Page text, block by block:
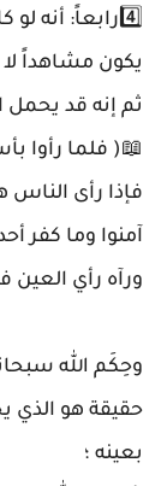
4️⃣رابعاً: أنه
يكون مشاهداً لا
ثم إنه قد يحمل
📖( فلما رأوا
فإذا رأى
آمنوا وما كفر
ورآه رأي العين
وحِكَم الله
حقيقة هو الذي
بعينه ؛